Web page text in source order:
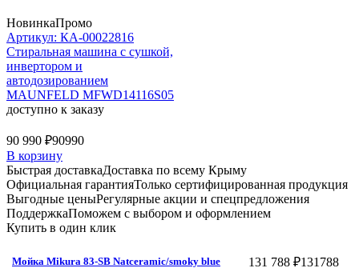
НовинкаПромо
Артикул: КА-00022816
Стиральная машина c сушкой,
инвертором и
автодозированием
MAUNFELD MFWD14116S05
доступно к заказу
90 990 ₽90990
В корзину
Быстрая доставкаДоставка по всему Крыму
Официальная гарантияТолько сертифицированная продукция
Выгодные ценыРегулярные акции и спецпредложения
ПоддержкаПоможем с выбором и оформлением
Купить в один клик
Мойка Mikura 83-SB Natceramic/smoky blue 131 788 ₽131788